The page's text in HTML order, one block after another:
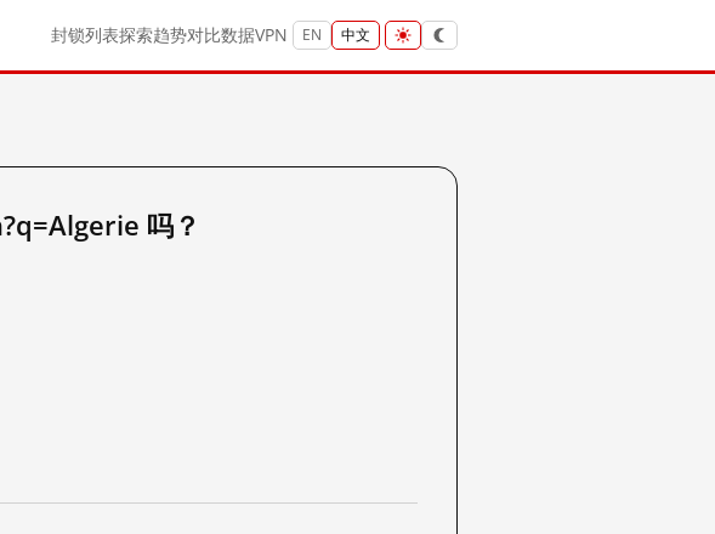
封锁列表探索趋势对比数据VPN EN 中文
吗？